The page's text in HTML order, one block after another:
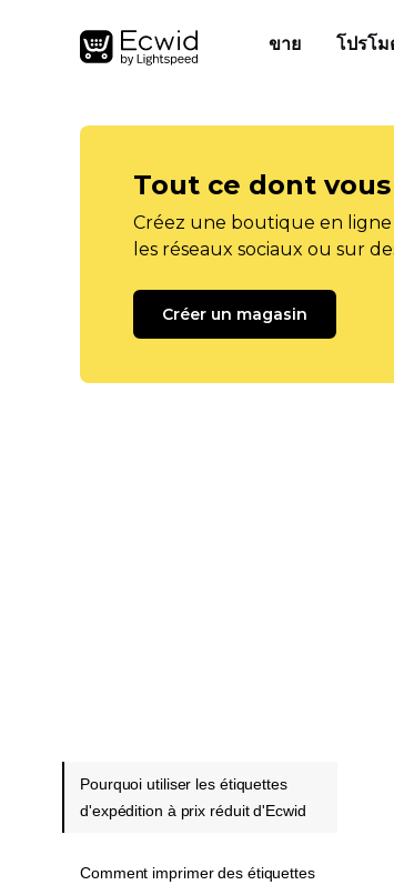
ขาย โปรโม
Tout ce dont
Créez une boutique en
les réseaux sociaux ou sur
Créer un magasin
Pourquoi utiliser les étiquettes
d'expédition à prix réduit d'Ecwid
Comment imprimer des étiquettes